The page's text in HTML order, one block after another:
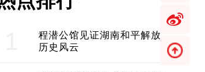
程潜公馆见证湖南和平解放
历史风云